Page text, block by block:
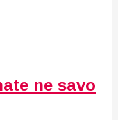
ne savo